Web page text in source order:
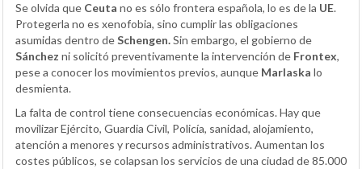
Se olvida que Ceuta no es sólo frontera española, lo es de la UE.
Protegerla no es xenofobia, sino cumplir las obligaciones
asumidas dentro deSchengen.Sin embargo, el gobierno de
Sánchez ni solicitó preventivamente la intervención de Frontex,
pese a conocer los movimientos previos, aunque Marlaska lo
desmienta.
La falta de control tiene consecuencias económicas. Hay que
movilizar Ejército, Guardia Civil, Policía, sanidad, alojamiento,
atención a menores y recursos administrativos. Aumentan los
costes públicos, se colapsan los servicios de una ciudad de 85.000